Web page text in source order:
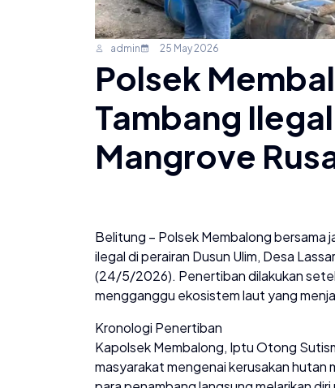
admin 25 May 2026
Polsek
Tambang
Mangrove
Belitung – Polsek Membalong
ilegal di perairan Dusun Ulim, Desa
(24/5/2026). Penertiban dilakukan
mengganggu ekosistem laut yang
Kronologi Penertiban
Kapolsek Membalong, Iptu Otong
masyarakat mengenai kerusakan